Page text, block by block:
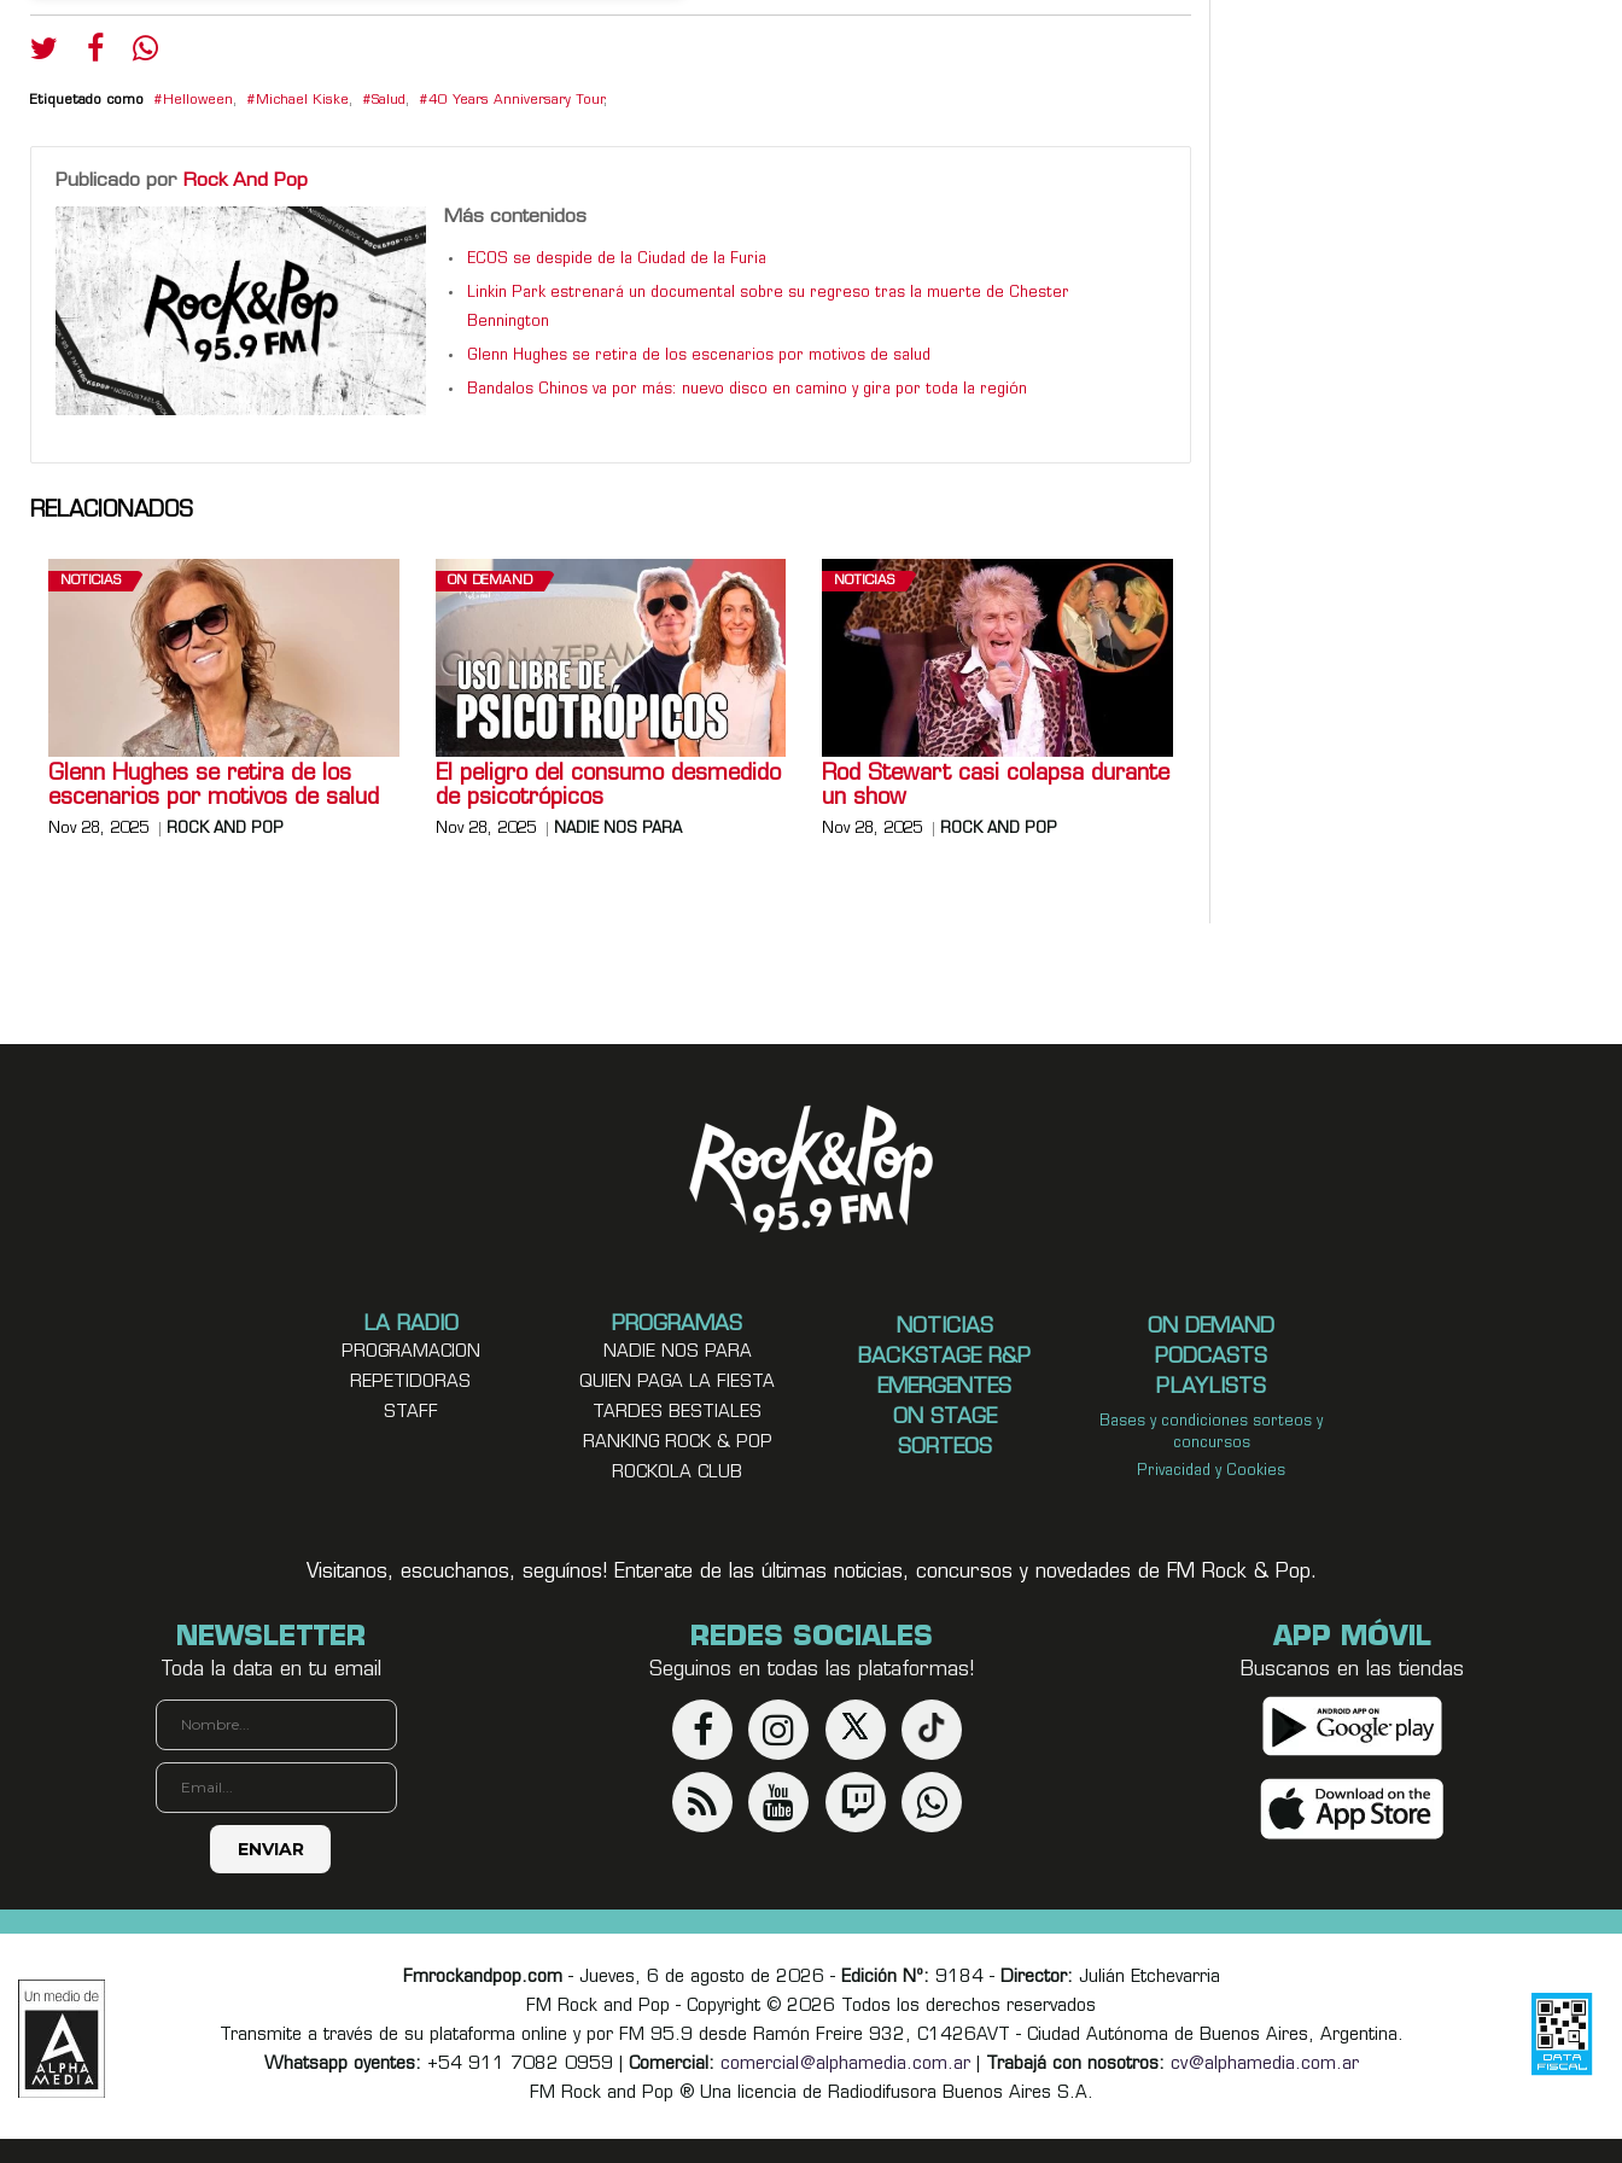
Etiquetado como Helloween, Michael Kiske, Salud, 40 Years Anniversary Tour,
Publicado por Rock And Pop
Más contenidos
ECOS se despide de la Ciudad de la Furia
Linkin Park estrenará un documental sobre su regreso tras la muerte de Chester
Bennington
Glenn Hughes se retira de los escenarios por motivos de salud
Bandalos Chinos va por más: nuevo disco en camino y gira por toda la región
RELACIONADOS
NOTICIAS
Glenn Hughes se retira de los
escenarios por motivos de salud
Nov 28, 2025 ROCK AND POP
ON DEMAND
El peligro del consumo desmedido
de psicotrópicos
Nov 28, 2025 NADIE NOS PARA
NOTICIAS
Rod Stewart casi colapsa durante
un show
Nov 28, 2025 ROCK AND POP
LA RADIO
PROGRAMACION
REPETIDORAS
STAFF
PROGRAMAS
NADIE NOS PARA
QUIEN PAGA LA FIESTA
TARDES BESTIALES
RANKING ROCK & POP
ROCKOLA CLUB
NOTICIAS
BACKSTAGE R&P
EMERGENTES
ON STAGE
SORTEOS
ON DEMAND
PODCASTS
PLAYLISTS
Bases y condiciones sorteos y
concursos
Privacidad y Cookies
Visitanos, escuchanos, seguínos! Enterate de las últimas noticias, concursos y novedades de FM Rock & Pop.
NEWSLETTER
Toda la data en tu email
REDES SOCIALES
Seguinos en todas las plataformas!
APP MÓVIL
Buscanos en las tiendas
Fmrockandpop.com- Jueves, 6 de agosto de 2026 - Edición Nº: 9184 - Director: Julián Etchevarria
FM Rock and Pop - Copyright © 2026 Todos los derechos reservados
Transmite a través de su plataforma online y por FM 95.9 desde Ramón Freire 932, C1426AVT - Ciudad Autónoma de Buenos Aires, Argentina.
Whatsapp oyentes: +54 911 7082 0959 | Comercial: comercial@alphamedia.com.ar| Trabajá con nosotros: cv@alphamedia.com.ar
FM Rock and Pop ® Una licencia de Radiodifusora Buenos Aires S.A.